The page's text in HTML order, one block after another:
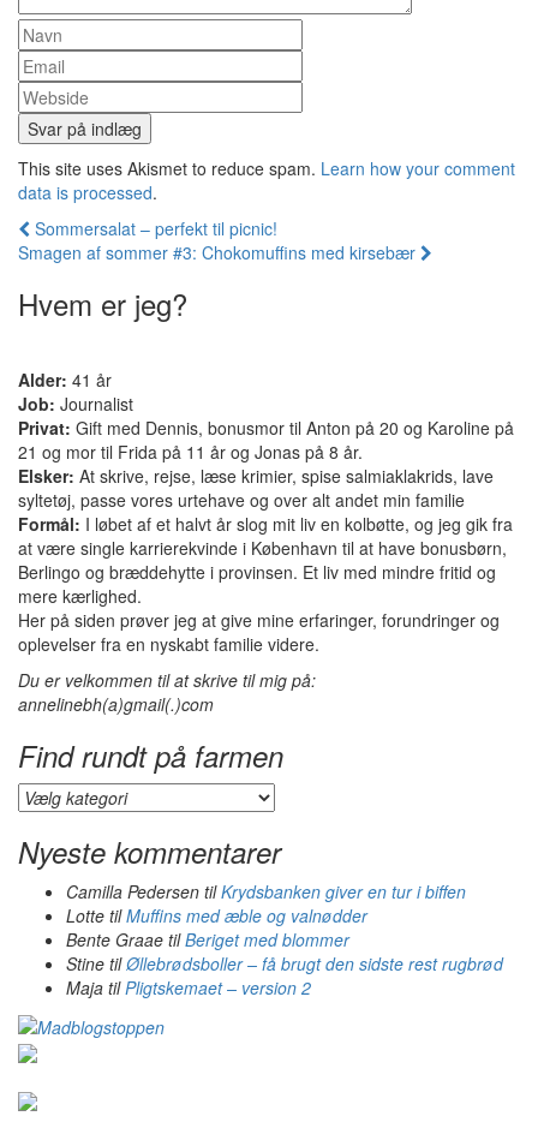
This site uses Akismet to reduce spam. Learn how your comment
data is processed.
Indlæg
navigation
Sommersalat – perfekt til picnic!
Smagen af sommer #3: Chokomuffins med kirsebær
Hvem er jeg?
Alder: 41 år
Job: Journalist
Privat: Gift med Dennis, bonusmor til Anton på 20 og Karoline på
21 og mor til Frida på 11 år og Jonas på 8 år.
Elsker: At skrive, rejse, læse krimier, spise salmiaklakrids, lave
syltetøj, passe vores urtehave og over alt andet min familie
Formål: I løbet af et halvt år slog mit liv en kolbøtte, og jeg gik fra
at være single karrierekvinde i København til at have bonusbørn,
Berlingo og bræddehytte i provinsen. Et liv med mindre fritid og
mere kærlighed.
Her på siden prøver jeg at give mine erfaringer, forundringer og
oplevelser fra en nyskabt familie videre.
Du er velkommen til at skrive til mig på:
annelinebh(a)gmail(.)com
Find rundt på farmen
Find
rundt
på
farmen
Nyeste kommentarer
Camilla Pedersen tilKrydsbanken giver en tur i biffen
Lotte tilMuffins med æble og valnødder
Bente Graae tilBeriget med blommer
Stine tilØllebrødsboller – få brugt den sidste rest rugbrød
Maja tilPligtskemaet – version 2